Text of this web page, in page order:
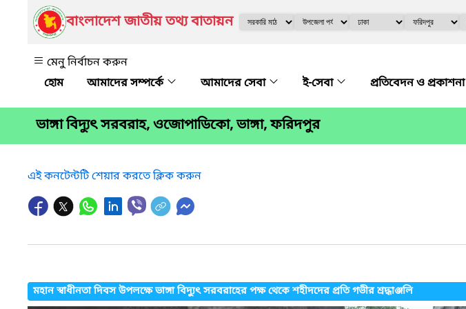
বাংলাদেশ জাতীয় তথ্য বাতায়ন
মেনু নির্বাচন করুন
আমাদের সম্পর্কে
আমাদের সেবা ই-সেবা প্রতিবেদন ও প্রকাশনা
ভাঙ্গা বিদ্যুৎ সরবরাহ, ওজোপাডিকো, ভাঙ্গা, ফরিদপুর
এই কনটেন্টটি শেয়ার করতে ক্লিক করুন
মহান স্বাধীনতা দিবস উপলক্ষে ভাঙ্গা বিদ্যুৎ সরবরাহের পক্ষ থেকে শহীদদের প্রতি গভীর শ্রদ্ধাঞ্জলি